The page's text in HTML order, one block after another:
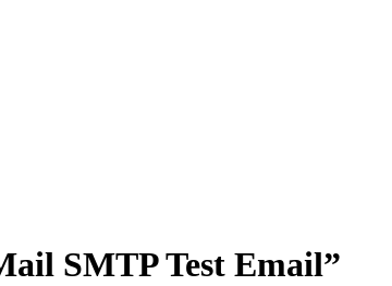
SMTP Test Email”